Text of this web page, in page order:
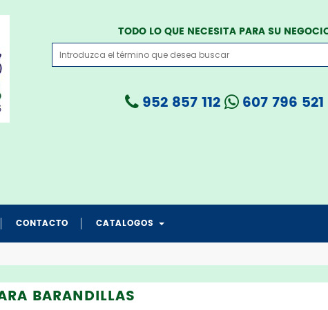
TODO LO QUE NECESITA PARA SU
952 857 112 607 796 521
CONTACTO CATALOGOS
BARANDILLAS